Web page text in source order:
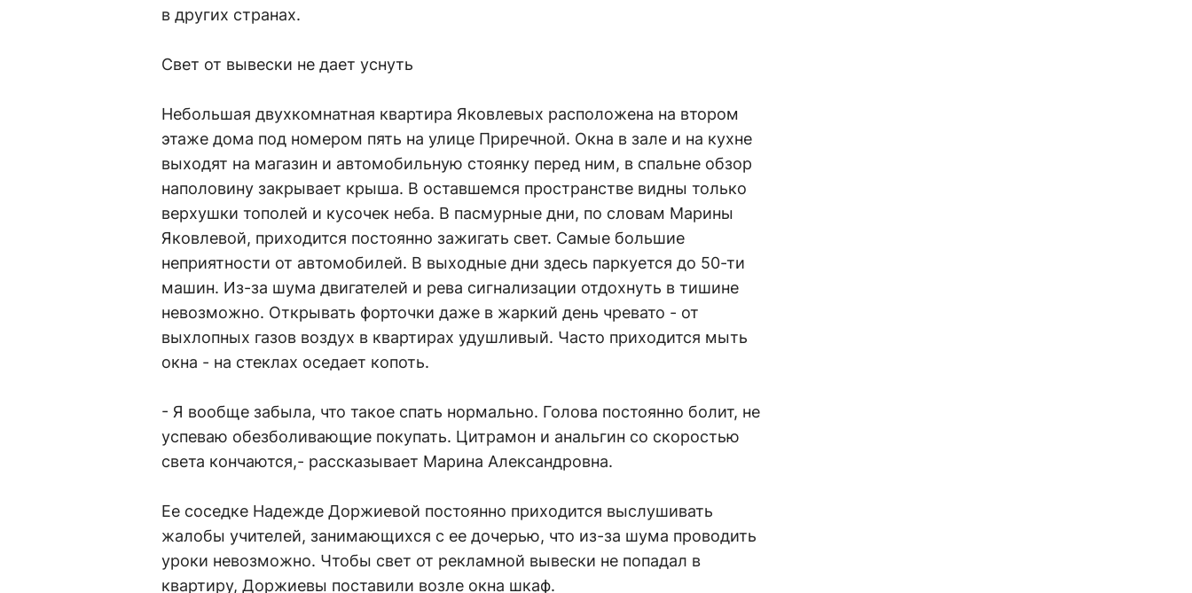
в других странах.
Свет от вывески не дает уснуть
Небольшая двухкомнатная квартира Яковлевых расположена на втором
этаже дома под номером пять на улице Приречной. Окна в зале и на кухне
выходят на магазин и автомобильную стоянку перед ним, в спальне обзор
наполовину закрывает крыша. В оставшемся пространстве видны только
верхушки тополей и кусочек неба. В пасмурные дни, по словам Марины
Яковлевой, приходится постоянно зажигать свет. Самые большие
неприятности от автомобилей. В выходные дни здесь паркуется до 50-ти
машин. Из-за шума двигателей и рева сигнализации отдохнуть в тишине
невозможно. Открывать форточки даже в жаркий день чревато - от
выхлопных газов воздух в квартирах удушливый. Часто приходится мыть
окна - на стеклах оседает копоть.
- Я вообще забыла, что такое спать нормально. Голова постоянно болит, не
успеваю обезболивающие покупать. Цитрамон и анальгин со скоростью
света кончаются,- рассказывает Марина Александровна.
Ее соседке Надежде Доржиевой постоянно приходится выслушивать
жалобы учителей, занимающихся с ее дочерью, что из-за шума проводить
уроки невозможно. Чтобы свет от рекламной вывески не попадал в
квартиру, Доржиевы поставили возле окна шкаф.